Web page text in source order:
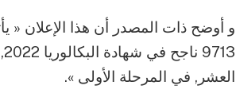
و أوضح ذات المصدر أن هذا الإعلان «
العشر, في المرحلة الأولى ».